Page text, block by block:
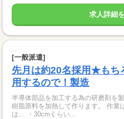
求人詳細
[一般派遣]
先月は約20名採用★もち
用するので！製造
半導体部品を加工する為の研磨剤を製造す
樹脂原料を加熱して作ります。 作業
は… ・30cmくらい...